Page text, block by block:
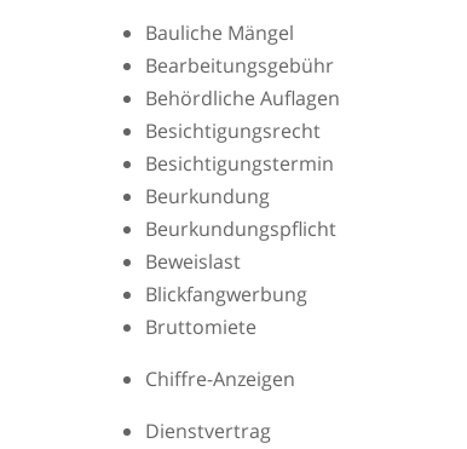
Bauliche Mängel
Bearbeitungsgebühr
Behördliche Auflagen
Besichtigungsrecht
Besichtigungstermin
Beurkundung
Beurkundungspflicht
Beweislast
Blickfangwerbung
Bruttomiete
Chiffre-Anzeigen
Dienstvertrag